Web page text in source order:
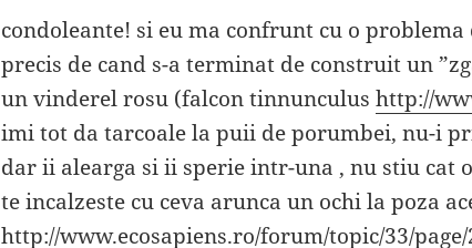
condoleante! si eu ma confrunt cu o problema
precis de cand s-a terminat de construit un
un vinderel rosu (falcon tinnunculushttp://
imi tot da tarcoale la puii de porumbei, nu-i
dar ii alearga si ii sperie intr-una , nu stiu cat
te incalzeste cu ceva arunca un ochi la poza
http://www.ecosapiens.ro/forum/topic/33/page/